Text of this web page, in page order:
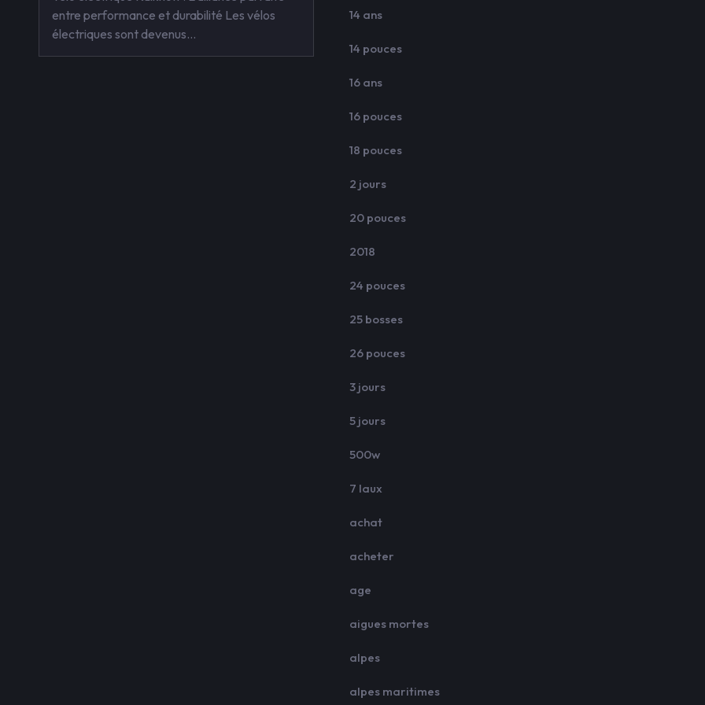
entre performance et durabilité Les vélos
électriques sont devenus…
14 ans
14 pouces
16 ans
16 pouces
18 pouces
2 jours
20 pouces
2018
24 pouces
25 bosses
26 pouces
3 jours
5 jours
500w
7 laux
achat
acheter
age
aigues mortes
alpes
alpes maritimes